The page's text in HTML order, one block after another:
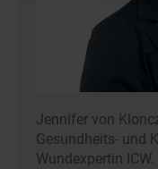
Jennifer von
Gesundheits- und
Wundexpertin